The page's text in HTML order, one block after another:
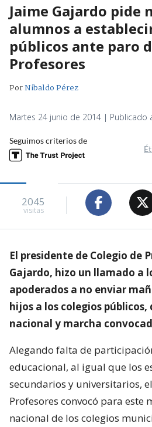
Jaime Gajardo pide
alumnos a
públicos ante paro
Profesores
PorNibaldo Pérez
Martes 24 junio de 2014 | Publicado
Seguimos criterios de
2045
visitas
El presidente de Colegio de
Gajardo, hizo un llamado a
apoderados a no enviar
hijos a los colegios públicos,
nacional y marcha
Alegando falta de
educacional, al igual que los
secundarios y universitarios,
Profesores convocó para este
nacional de los colegios